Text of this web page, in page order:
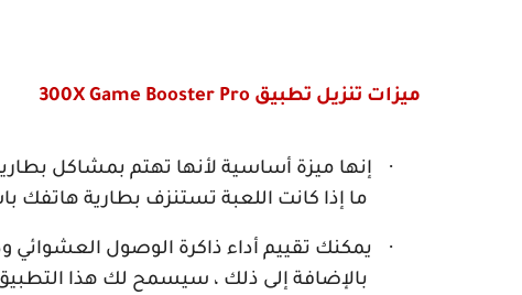
ميزات تنزيل تطبيق 300X Game Booster Pro
·
إنها ميزة أساسية لأنها تهتم بمشاكل
ما إذا كانت اللعبة تستنزف بطارية هاتفك
·
يمكنك تقييم أداء ذاكرة الوصول العشوائي
بالإضافة إلى ذلك ، سيسمح لك هذا